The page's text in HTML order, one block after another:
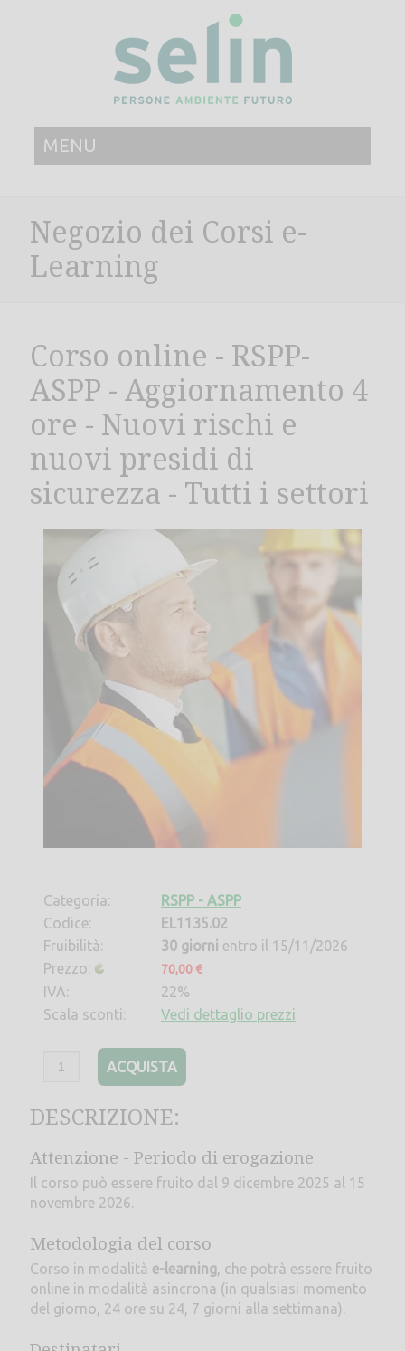
MENU
Negozio dei Corsi e-
Learning
Corso online - RSPP-
ASPP - Aggiornamento 4
ore - Nuovi rischi e
nuovi presidi di
sicurezza - Tutti i settori
Categoria:
RSPP - ASPP
Codice:
EL1135.02
Fruibilità:
30 giorni entro il 15/11/2026
Prezzo:
70,00 €
IVA:
22%
Scala sconti:
Vedi dettaglio prezzi
ACQUISTA
DESCRIZIONE:
Attenzione - Periodo di erogazione
Il corso può essere fruito dal 9 dicembre 2025 al 15
novembre 2026.
Metodologia del corso
Corso in modalità e-learning, che potrà essere fruito
online in modalità asincrona (in qualsiasi momento
del giorno, 24 ore su 24, 7 giorni alla settimana).